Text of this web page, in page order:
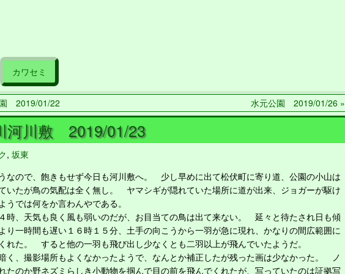
カワセミ
2019/01/22 水元公園 2019/01/26 »
河川敷 2019/01/23
, 坂東
なので、飽きもせず今日も河川敷へ。 少し早めに出て松伏町に寄り道、公園の小山は
いたが鳥の気配は全く無し。 ヤマシギが隠れていた場所に道が出来、ジョガーが駆け
うでは何をか言わんやである。
時、天気も良く風も弱いのだが、お目当ての鳥は出て来ない。 延々と待たされ日も傾
り一時間も遅い１６時１５分、土手の向こうから一羽が急に現れ、かなりの間広範囲に
れた。 すると他の一羽も飛び出し少なくとも二羽以上が飛んでいたようだ。
く、撮影場所もよくなかったようで、なんとか補正したが残った画は少なかった。 ノ
たのか野ネズミらしき小動物を掴んで目の前を飛んでくれたが、写っていたのは証拠写